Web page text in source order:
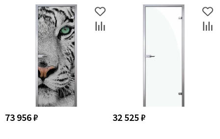
73 956 ₽ 32 525 ₽